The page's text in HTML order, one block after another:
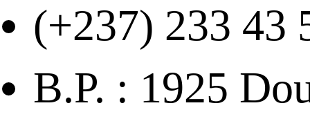
(+237) 233 43
B.P. : 1925